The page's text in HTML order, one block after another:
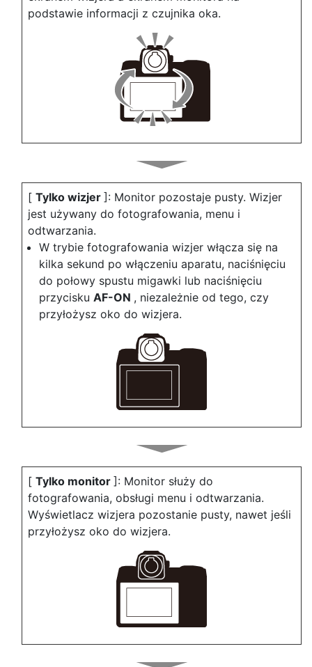
podstawie informacji z czujnika oka.
[ Tylko wizjer ]: Monitor pozostaje pusty. Wizjer
jest używany do fotografowania, menu i
odtwarzania.
W trybie fotografowania wizjer włącza się na
kilka sekund po włączeniu aparatu, naciśnięciu
do połowy spustu migawki lub naciśnięciu
przycisku AF-ON , niezależnie od tego, czy
przyłożysz oko do wizjera.
[ Tylko monitor ]: Monitor służy do
fotografowania, obsługi menu i odtwarzania.
Wyświetlacz wizjera pozostanie pusty, nawet jeśli
przyłożysz oko do wizjera.